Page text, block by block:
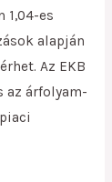
1,04-es
alapján
Az EKB
az árfolyam-